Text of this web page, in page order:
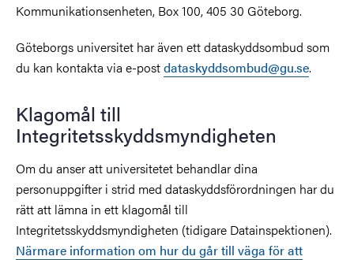
Kommunikationsenheten, Box 100, 405 30 Göteborg.
Göteborgs universitet har även ett dataskyddsombud som
du kan kontakta via e-postdataskyddsombud@gu.se.
Klagomål till
Integritetsskyddsmyndigheten
Om du anser att universitetet behandlar dina
personuppgifter i strid med dataskyddsförordningen har du
rätt att lämna in ett klagomål till
Integritetsskyddsmyndigheten (tidigare Datainspektionen).
Närmare information om hur du går till väga för att